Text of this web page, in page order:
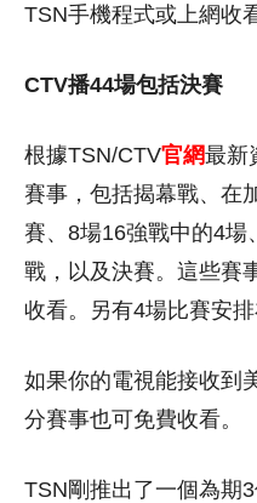
TSN手機程式或上網收
CTV播44場包括決賽
根據TSN/CTV官網最新
賽事，包括揭幕戰、在
賽、8場16強戰中的4場
戰，以及決賽。這些賽
收看。另有4場比賽安排
如果你的電視能接收到
分賽事也可免費收看。
TSN剛推出了一個為期